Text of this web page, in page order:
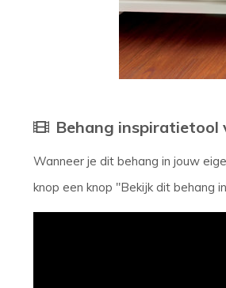
Behang inspiratietool
Wanneer je dit behang in jouw
knop een knop "Bekijk dit behang